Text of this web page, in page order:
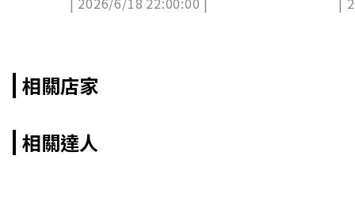
相關店家
相關達人